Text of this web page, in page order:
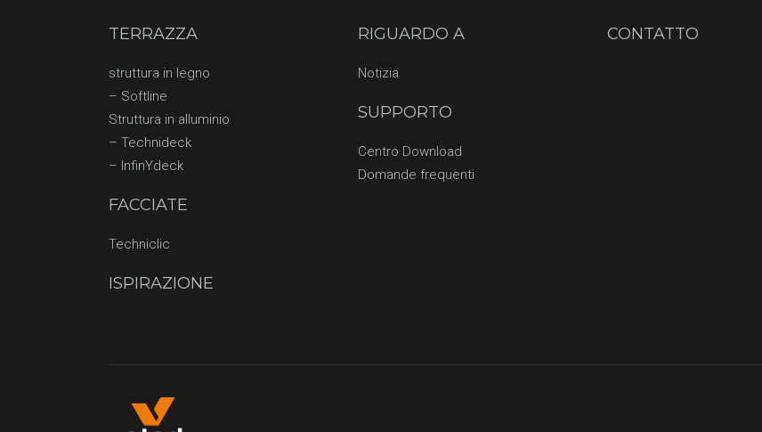
TERRAZZA
struttura in legno
– Softline
Struttura in alluminio
– Technideck
– InfinYdeck
FACCIATE
Techniclic
ISPIRAZIONE
RIGUARDO A
Notizia
SUPPORTO
Centro Download
Domande frequenti
CONTATTO